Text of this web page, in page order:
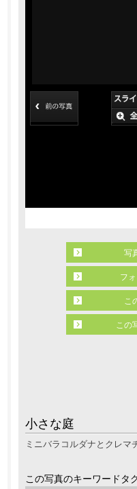
小さな庭
ミニバラコルダナとクレマ
この写真のキーワードタ
写
フ
こ
この